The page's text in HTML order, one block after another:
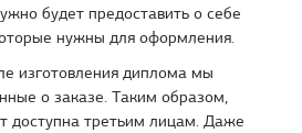
будет предоставить о себе
нужны для оформления.
изготовления диплома мы
о заказе. Таким образом,
доступна третьим лицам. Даже